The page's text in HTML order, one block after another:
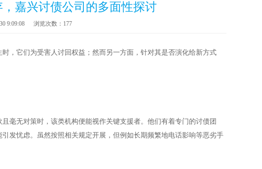
嘉兴讨债公司的多面性探讨
9:09:08 浏览次数： 177
，它们为受害人讨回权益；然而另一方面，针对其是否演化给新方式
毫无对策时，该类机构便能视作关键支援者。他们有着专门的讨债团
发忧虑。虽然按照相关规定开展，但例如长期频繁地电话影响等恶劣手